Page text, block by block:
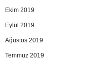
Ekim 2019
Eylül 2019
Ağustos 2019
Temmuz 2019